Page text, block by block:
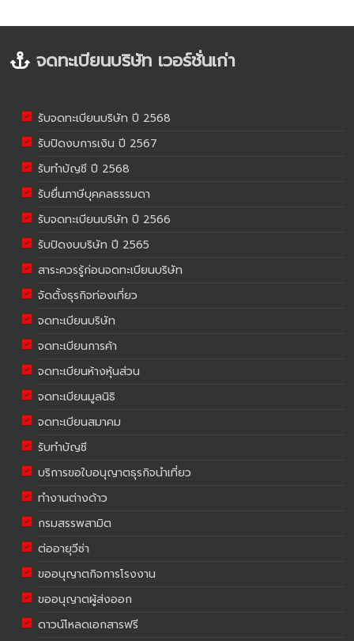
จดทะเบียนบริษัท เวอร์ชั่นเก่า
รับจดทะเบียนบริษัท ปี 2568
รับปิดงบการเงิน ปี 2567
รับทำบัญชี ปี 2568
รับยื่นภาษีบุคคลธรรมดา
รับจดทะเบียนบริษัท ปี 2566
รับปิดงบบริษัท ปี 2565
สาระควรรู้ก่อนจดทะเบียนบริษัท
จัดตั้งธุรกิจท่องเที่ยว
จดทะเบียนบริษัท
จดทะเบียนการค้า
จดทะเบียนห้างหุ้นส่วน
จดทะเบียนมูลนิธิ
จดทะเบียนสมาคม
รับทำบัญชี
บริการขอใบอนุญาตธุรกิจนำเที่ยว
ทำงานต่างด้าว
กรมสรรพสามิต
ต่ออายุวีซ่า
ขออนุญาตกิจการโรงงาน
ขออนุญาตผู้ส่งออก
ดาวน์โหลดเอกสารฟรี